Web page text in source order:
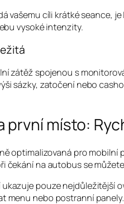
vašemu cíli krátké seance,
vysoké intenzity.
zátěž spojenou s
sázky, zatočení nebo
první místo:
optimalizovaná pro
čekání na autobus se
pouze nejdůležitější
menu nebo postranní panely.